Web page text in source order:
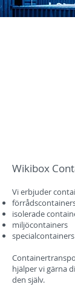
Wikibox
Vi erbjuder
förrådsconta
isolerade
miljöcontainers
specialcontainers
hjälper vi gärna
den själv.